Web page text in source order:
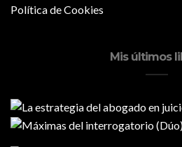
Política de Cookies
Mis últimos